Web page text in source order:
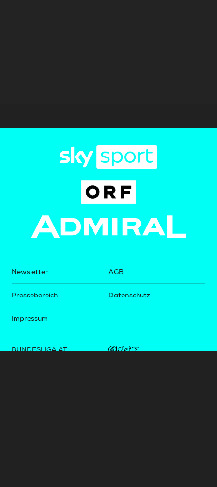
Newsletter
Pressebereich
Impressum
AGB
Datenschutz
BUNDESLIGA.AT